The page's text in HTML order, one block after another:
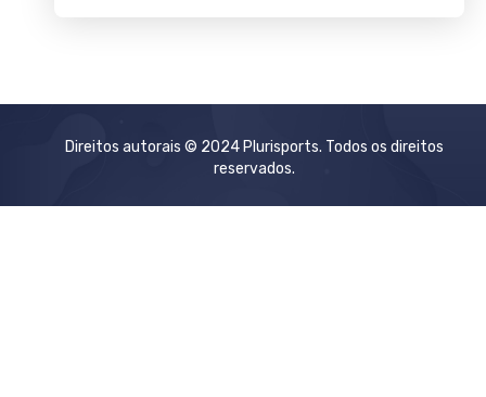
Direitos autorais © 2024 Plurisports. Todos os direitos
reservados.